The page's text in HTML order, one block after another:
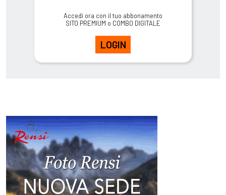
Accedi ora con il tuo abbonamento
SITO PREMIUM o COMBO DIGITALE
LOGIN